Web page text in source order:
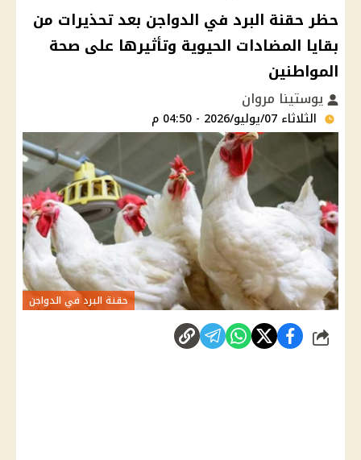
حظر حقنة البرد في الدواجن بعد تحذيرات من
بقايا المضادات الحيوية وتأثيرها على صحة
المواطنين
يوستينا مروان
الثلاثاء 07/يوليو/2026 - 04:50 م
حقنة البرد في الدواجن
شارك